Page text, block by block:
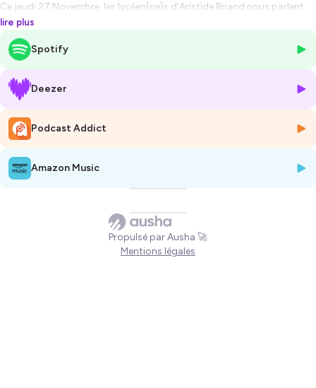
Ce jeudi 27 Novembre, les lycéen(ne)s d’Aristide Briand nous parlent
du TGV qui a percuté la botte de foin, de la situation économique de
la France...
Radio La Tribu, Saint-Nazaire
pour plus d'informations.
lire plus
Spotify
Deezer
Podcast Addict
Amazon Music
Propulsé par Ausha 🚀
Mentions légales